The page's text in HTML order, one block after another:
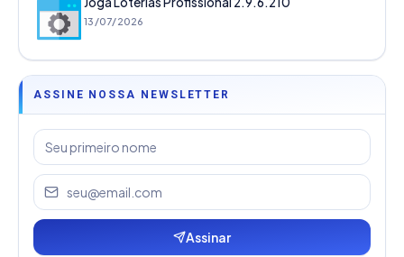
13/07/2026
ASSINE NOSSA NEWSLETTER
Assinar